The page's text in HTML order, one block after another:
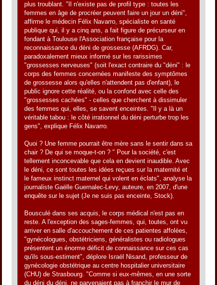
plus troublant. "Il n'existe pas de profil type : toutes les
femmes en âge de procréer peuvent faire un jour un déni",
affirme le médecin Félix Navarro, spécialiste en santé
publique qui, il y a cinq ans, a fait figure de précurseur en
fondant à Toulouse l'Association française pour la
reconnaissance du déni de grossesse (AFRDG). Car,
paradoxalement mieux informé sur les rarissimes
"grossesses nerveuses" (soit l'exact contraire du "déni" : le
corps des femmes concernées manifeste des symptômes
de grossesse alors qu'elles n'attendent pas d'enfant), le
public ignore cette réalité, ou la confond avec celle des
"grossesses cachées" - celles que cherchent à dissimuler
des femmes qui, elles, se savent enceintes. "Il y a là un
véritable tabou : le côté irrationnel du déni perturbe trop les
gens", explique Félix Navarro.
Quoi ? Une femme pourrait être mère sans le sentir dans sa
chair ? De qui se moque-t-on ? " Pour la société, c'est
tellement inconcevable que cela en devient inaudible. Avec
le déni, ce sont toutes les idées reçues sur la maternité et
le fameux instinct maternel qui volent en éclats", analyse la
journaliste Gaëlle Guernalec-Levy, auteure, en 2007, d'une
enquête sur le sujet (Je ne suis pas enceinte, Stock).
Bousculé dans ses acquis, le corps médical n'est pas en
reste. A l'exception des sages-femmes, qui, toutes, ont vu
arriver en salle d'accouchement de ces patientes affolées,
"gynécologues, obstétriciens, généralistes ou radiologues
présentent un énorme déficit de connaissance sur ces cas
qu'ils sous-estiment", déplore Israël Nisand, professeur de
gynécologie obstétrique au centre hospitalier universitaire
(CHU) de Strasbourg. "Comme si eux-mêmes, en une sorte
du déni du déni, ne parvenaient pas à franchir le mur de